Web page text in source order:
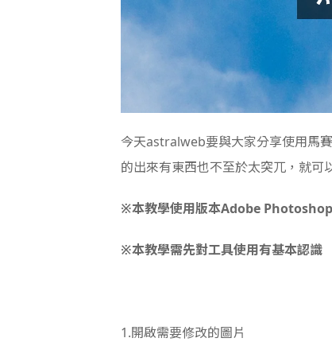
今天astralweb要與大家分享使用馬
的出來有東西也不至於太突兀，就可
※本教學使用版本Adobe Photoshop
※本教學需先對工具使用有基本認識
1.開啟需要修改的圖片